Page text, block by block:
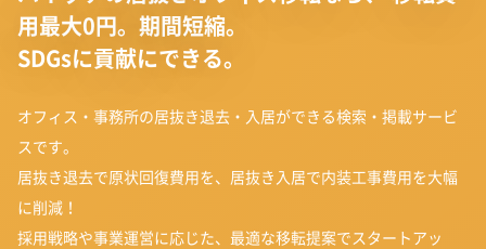
用最大0円。期間短縮。
SDGsに貢献にできる。
オフィス・事務所の居抜き退去・入居ができる検索・掲載サービ
スです。
居抜き退去で原状回復費用を、居抜き入居で内装工事費用を大幅
に削減！
採用戦略や事業運営に応じた、最適な移転提案でスタートアッ